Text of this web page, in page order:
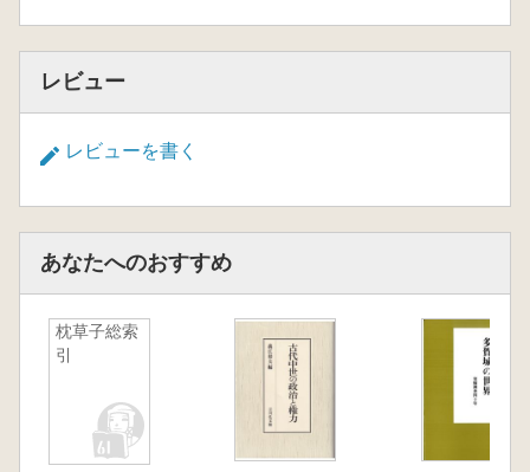
レビュー
レビューを書く
あなたへのおすすめ
枕草子総索
引